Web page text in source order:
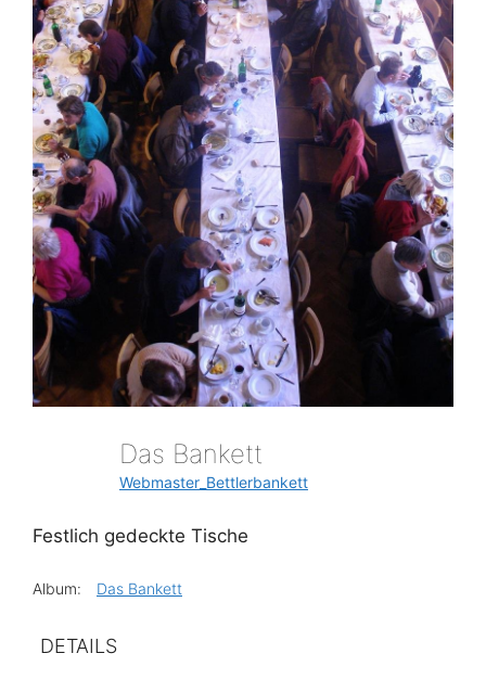
Das Bankett
Webmaster_Bettlerbankett
Festlich gedeckte Tische
Album: Das Bankett
DETAILS